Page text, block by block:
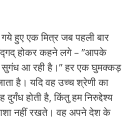
हुए एक मित्र जब पहली बार
होकर कहने लगे – ”आपके
सुगंध आ रही है।” हर एक घुमक्कड़
है। यदि वह उच्‍च श्रेणी का
होती है, किंतु हम निरुद्देश्‍य
नहीं रखते। वह अपने देश के